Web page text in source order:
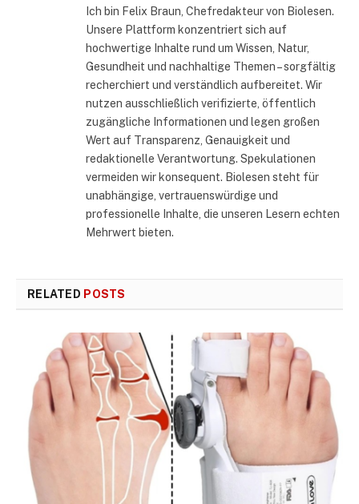
Ich bin Felix Braun, Chefredakteur von Biolesen.
Unsere Plattform konzentriert sich auf
hochwertige Inhalte rund um Wissen, Natur,
Gesundheit und nachhaltige Themen – sorgfältig
recherchiert und verständlich aufbereitet. Wir
nutzen ausschließlich verifizierte, öffentlich
zugängliche Informationen und legen großen
Wert auf Transparenz, Genauigkeit und
redaktionelle Verantwortung. Spekulationen
vermeiden wir konsequent. Biolesen steht für
unabhängige, vertrauenswürdige und
professionelle Inhalte, die unseren Lesern echten
Mehrwert bieten.
RELATED POSTS